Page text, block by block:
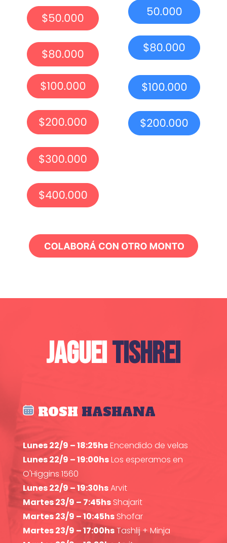
JAGUEITISHREI
ROSH HASHANA
Lunes 22/9 – 18:25hsEncendido de velas
Lunes 22/9 – 19:00hsLos esperamos en
O'Higgins 1560
Lunes 22/9 – 19:30hsArvit
Martes 23/9 – 7:45hsShajarit
Martes 23/9 – 10:45hsShofar
Martes 23/9 – 17:00hsTashlij + Minja